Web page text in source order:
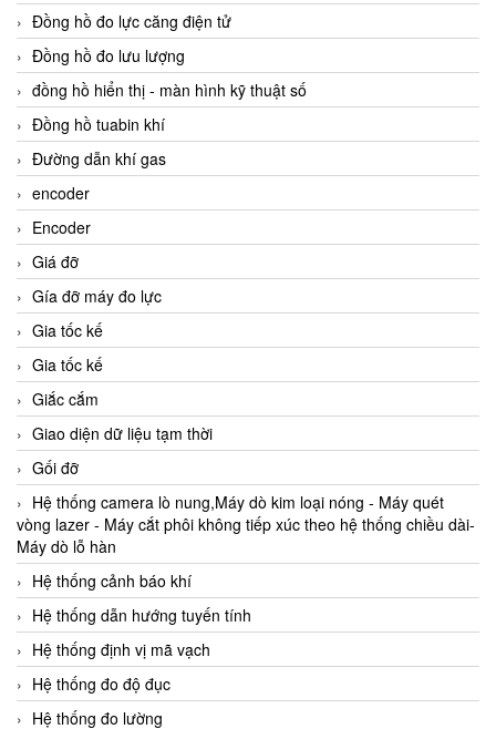
Đồng hồ đo lực căng điện tử
Đồng hồ đo lưu lượng
đồng hồ hiển thị - màn hình kỹ thuật số
Đồng hồ tuabin khí
Đường dẫn khí gas
encoder
Encoder
Giá đỡ
Gía đỡ máy đo lực
Gia tốc kế
Gia tốc kế
Giắc cắm
Giao diện dữ liệu tạm thời
Gối đỡ
Hệ thống camera lò nung,Máy dò kim loại nóng - Máy quét
vòng lazer - Máy cắt phôi không tiếp xúc theo hệ thống chiều dài-
Máy dò lỗ hàn
Hệ thống cảnh báo khí
Hệ thống dẫn hướng tuyến tính
Hệ thống định vị mã vạch
Hệ thống đo độ đục
Hệ thống đo lường